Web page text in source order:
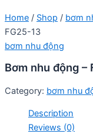
Home / Shop / bơm
FG25-13
bơm nhu động
Bơm nhu động –
Category: bơm nhu
Description
Reviews (0)